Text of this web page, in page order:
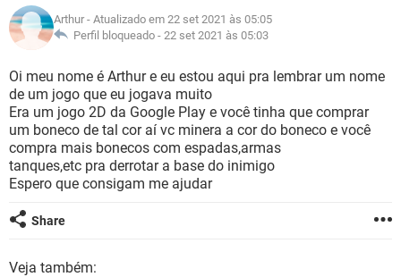
GUIA DE COMPRAS
INSTAGRAM GMAIL
CELULAR
OUTLOOK EXCEL
INSTAGRAM GMAIL
GUIA DE COMPRAS
JOGOS WHATSAPP
OUTLOOK EXCEL
INSTAGRAM GMAIL
GUIA DE COMPRAS
GLOSSÁRIO
JOGOS WHATSAPP
CELULAR
OUTLOOK EXCEL
INSTAGRAM GMAIL
GUIA DE COMPRAS
Arthur - Atualizado em 22 set 2021 às 05:05
Perfil bloqueado - 22 set 2021 às 05:03
Oi meu nome é Arthur e eu estou aqui pra lembrar um nome
de um jogo que eu jogava muito
Era um jogo 2D da Google Play e você tinha que comprar
um boneco de tal cor aí vc minera a cor do boneco e você
compra mais bonecos com espadas,armas
tanques,etc pra derrotar a base do inimigo
Espero que consigam me ajudar
Share
Veja também: